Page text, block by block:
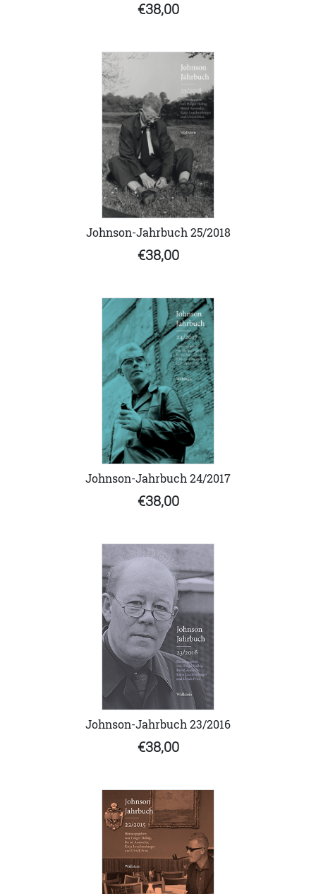
€38,00
Johnson-Jahrbuch 25/2018
€38,00
Johnson-Jahrbuch 24/2017
€38,00
Johnson-Jahrbuch 23/2016
€38,00